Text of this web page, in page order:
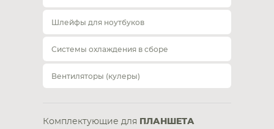
Шлейфы для ноутбуков
Системы охлаждения в сборе
Вентиляторы (кулеры)
Комплектующие для ПЛАНШЕТА